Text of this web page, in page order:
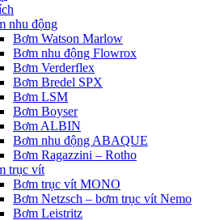
nhu động
Bơm Watson Marlow
Bơm nhu động Flowrox
Bơm Verderflex
Bơm Bredel SPX
Bơm LSM
Bơm Boyser
Bơm ALBIN
Bơm nhu động ABAQUE
Bơm Ragazzini – Rotho
trục vít
Bơm trục vít MONO
Bơm Netzsch – bơm trục vít Nemo
Bơm Leistritz